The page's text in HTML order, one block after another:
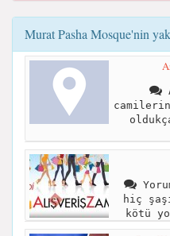
Murat Pasha Mosque'nin
hiç
kötü